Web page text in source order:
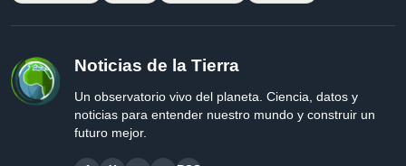
Noticias de la Tierra
Un observatorio vivo del planeta. Ciencia, datos y
noticias para entender nuestro mundo y construir un
futuro mejor.